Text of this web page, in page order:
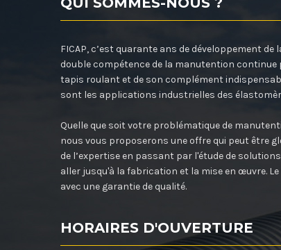
FICAP, c’est quarante ans de développement de
double compétence de la manutention continue
tapis roulant et de son complément
sont les applications industrielles des
Quelle que soit votre problématique de
nous vous proposerons une offre qui peut être
de l’expertise en passant par l'étude de
aller jusqu'à la fabrication et la mise en œuvre.
avec une garantie de qualité.
HORAIRES D'OUVERTURE